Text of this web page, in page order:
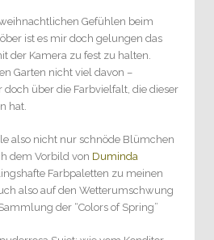
Gefühlen beim
ist es mir doch gelungen das
der Kamera zu fest zu halten.
Garten nicht viel davon –
über die Farbvielfalt, die dieser
hat.
also nicht nur schnöde Blümchen
dem Vorbild von Duminda
Farbpaletten zu meinen
also auf den Wetterumschwung
der “Colors of Spring”